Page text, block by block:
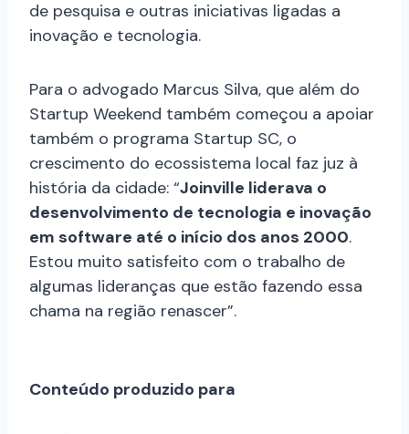
de pesquisa e outras iniciativas ligadas a
inovação e tecnologia.
Para o advogado Marcus Silva, que além do
Startup Weekend também começou a apoiar
também o programa Startup SC, o
crescimento do ecossistema local faz juz à
história da cidade: “Joinville liderava o
desenvolvimento de tecnologia e inovação
em software até o início dos anos 2000.
Estou muito satisfeito com o trabalho de
algumas lideranças que estão fazendo essa
chama na região renascer”.
Conteúdo produzido para